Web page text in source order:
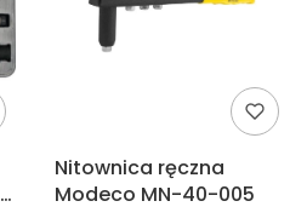
Nitownica ręczna
Modeco MN-40-005